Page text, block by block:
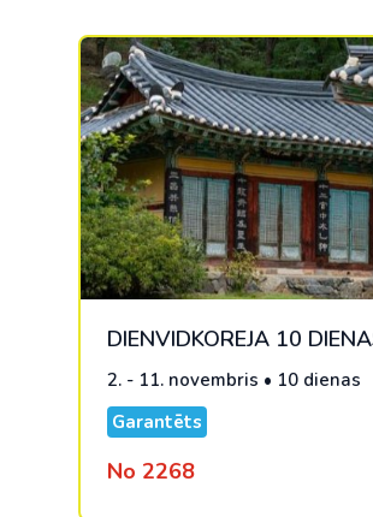
DIENVIDKOREJA 10
2. - 11. novembris • 10 dienas
Garantēts
No 2268